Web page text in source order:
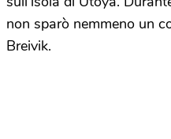
non sparò nemmeno un
Breivik.